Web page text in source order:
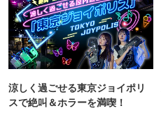
涼しく過ごせる東京ジョイポリ
スで絶叫＆ホラーを満喫！